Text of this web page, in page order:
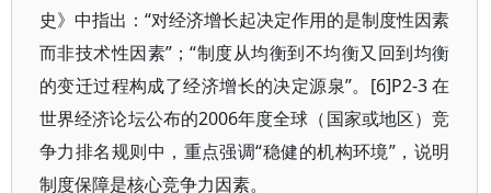
史》中指出：“对经济增长起决定作用的是制度性因素
而非技术性因素”；“制度从均衡到不均衡又回到均衡
的变迁过程构成了经济增长的决定源泉”。[6]P2-3 在
世界经济论坛公布的2006年度全球（国家或地区）竞
争力排名规则中，重点强调“稳健的机构环境”，说明
制度保障是核心竞争力因素。